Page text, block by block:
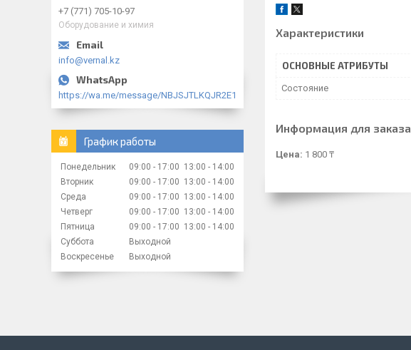
Характеристики
ОСНОВНЫЕ АТРИБУТЫ
Состояние
Информация для заказа
Цена: 1 800 ₸
+7 (771) 705-10-97
Оборудование и химия
info@vernal.kz
https://wa.me/message/NBJSJTLKQJR2E1
График работы
Понедельник 09:00 17:00 13:00
14:00
Вторник
09:00 17:00 13:00
14:00
Среда
09:00 17:00 13:00
14:00
Четверг
09:00 17:00 13:00
14:00
Пятница
09:00 17:00 13:00
14:00
Суббота
Выходной
Воскресенье
Выходной